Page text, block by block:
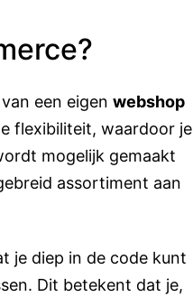
een eigen webshop
flexibiliteit, waardoor je
mogelijk gemaakt
assortiment aan
je diep in de code kunt
Dit betekent dat je,